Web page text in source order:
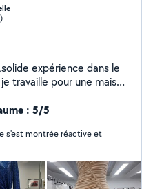
expérience dans le
travaille pour une maison
type de
Djean etc.
: 5/5
s'est montrée réactive et